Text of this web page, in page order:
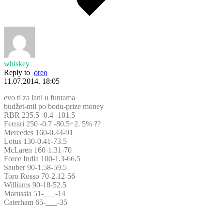
whiskey
Reply to oreo
11.07.2014. 18:05
evo ti za lani u funtama
budžet-mil po bodu-prize money
RBR 235.5 -0.4 -101.5
Ferrari 250 -0.7 -80.5+2. 5% ??
Mercedes 160-0.44-91
Lotus 130-0.41-73.5
McLaren 160-1.31-70
Force India 100-1.3-66.5
Sauber 90-1.58-59.5
Toro Rosso 70-2.12-56
Williams 90-18-52.5
Marussia 51-___-14
Caterham 65-___-35